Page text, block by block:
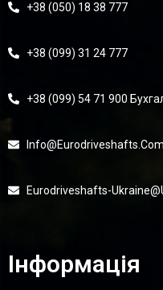
+38 (050) 18 38 777
+38 (099) 31 24 777
+38 (099) 54 71 900
Eurodriveshafts-
Інформація